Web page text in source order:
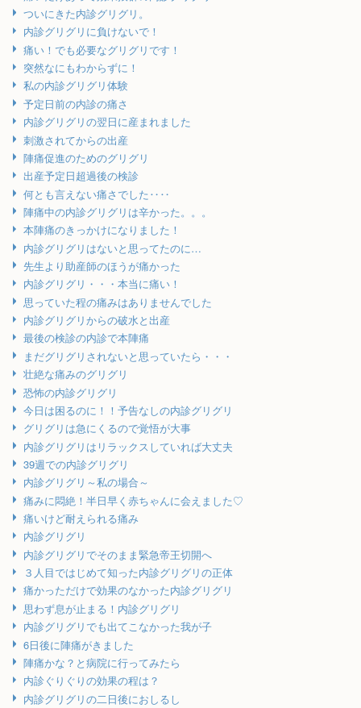
ついにきた内診グリグリ。
内診グリグリに負けないで！
痛い！でも必要なグリグリです！
突然なにもわからずに！
私の内診グリグリ体験
予定日前の内診の痛さ
内診グリグリの翌日に産まれました
刺激されてからの出産
陣痛促進のためのグリグリ
出産予定日超過後の検診
何とも言えない痛さでした‥‥
陣痛中の内診グリグリは辛かった。。。
本陣痛のきっかけになりました！
内診グリグリはないと思ってたのに…
先生より助産師のほうが痛かった
内診グリグリ・・・本当に痛い！
思っていた程の痛みはありませんでした
内診グリグリからの破水と出産
最後の検診の内診で本陣痛
まだグリグリされないと思っていたら・・・
壮絶な痛みのグリグリ
恐怖の内診グリグリ
今日は困るのに！！予告なしの内診グリグリ
グリグリは急にくるので覚悟が大事
内診グリグリはリラックスしていれば大丈夫
39週での内診グリグリ
内診グリグリ～私の場合～
痛みに悶絶！半日早く赤ちゃんに会えました♡
痛いけど耐えられる痛み
内診グリグリ
内診グリグリでそのまま緊急帝王切開へ
３人目ではじめて知った内診グリグリの正体
痛かっただけで効果のなかった内診グリグリ
思わず息が止まる！内診グリグリ
内診グリグリでも出てこなかった我が子
6日後に陣痛がきました
陣痛かな？と病院に行ってみたら
内診ぐりぐりの効果の程は？
内診グリグリの二日後におしるし